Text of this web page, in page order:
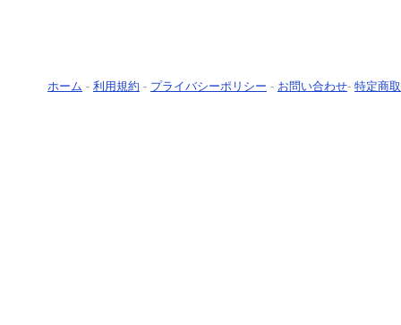
ホーム - 利用規約 - プライバシーポリシー - お問い合わせ- 特定商